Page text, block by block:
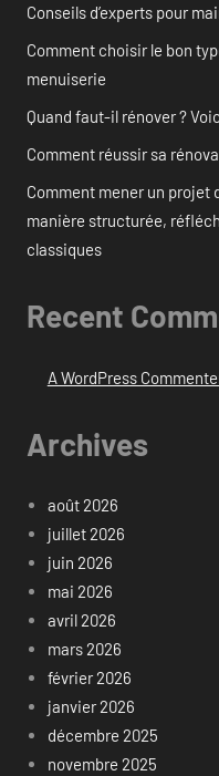
Conseils d’experts pour
Comment choisir le bon
menuiserie
Quand faut-il rénover ?
Comment réussir sa
Comment mener un projet
manière structurée,
classiques
Recent
A WordPress
Archives
août 2026
juillet 2026
juin 2026
mai 2026
avril 2026
mars 2026
février 2026
janvier 2026
décembre 2025
novembre 2025